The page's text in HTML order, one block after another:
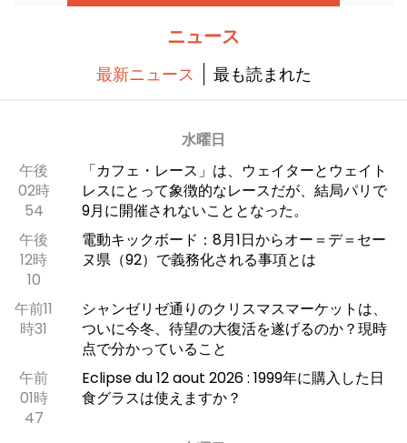
ニュース
最新ニュース 最も読まれた
水曜日
午後
02時
54
「カフェ・レース」は、ウェイターとウェイト
レスにとって象徴的なレースだが、結局パリで
9月に開催されないこととなった。
午後
12時
10
電動キックボード：8月1日からオー＝デ＝セー
ヌ県（92）で義務化される事項とは
午前11
時31
シャンゼリゼ通りのクリスマスマーケットは、
ついに今冬、待望の大復活を遂げるのか？現時
点で分かっていること
午前
01時
47
Eclipse du 12 aout 2026 : 1999年に購入した日
食グラスは使えますか？